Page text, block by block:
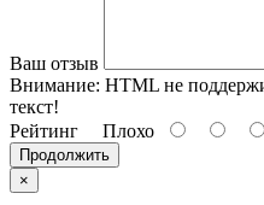
Ваш отзыв
Внимание: HTML не
текст!
Рейтинг Плохо
Продолжить
×